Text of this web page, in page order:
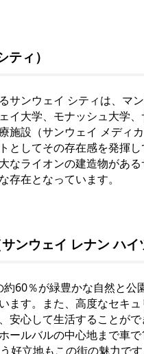
ィ）
サンウェイ シティは、マ
イ大学、モナッシュ大学
施設（サンウェイ メディ
としてその存在感を発揮
なライオンの建造物があ
存在となっています。
ウェイ レナン ハイ
60％が緑豊かな自然と公
ます。また、高度なセキ
安心して生活することが
ールバルの中心地まで車
好立地もこの街の魅力です